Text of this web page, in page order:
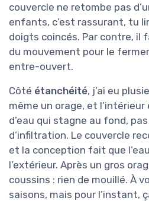
couvercle ne retombe pas
enfants, c’est rassurant, tu
doigts coincés. Par contre, il
du mouvement pour le
entre-ouvert.
Côté étanchéité, j’ai eu
même un orage, et
d’eau qui stagne au fond,
d’infiltration. Le couvercle
et la conception fait que
l’extérieur. Après un gros
coussins : rien de mouillé. À
saisons, mais pour l’instant,